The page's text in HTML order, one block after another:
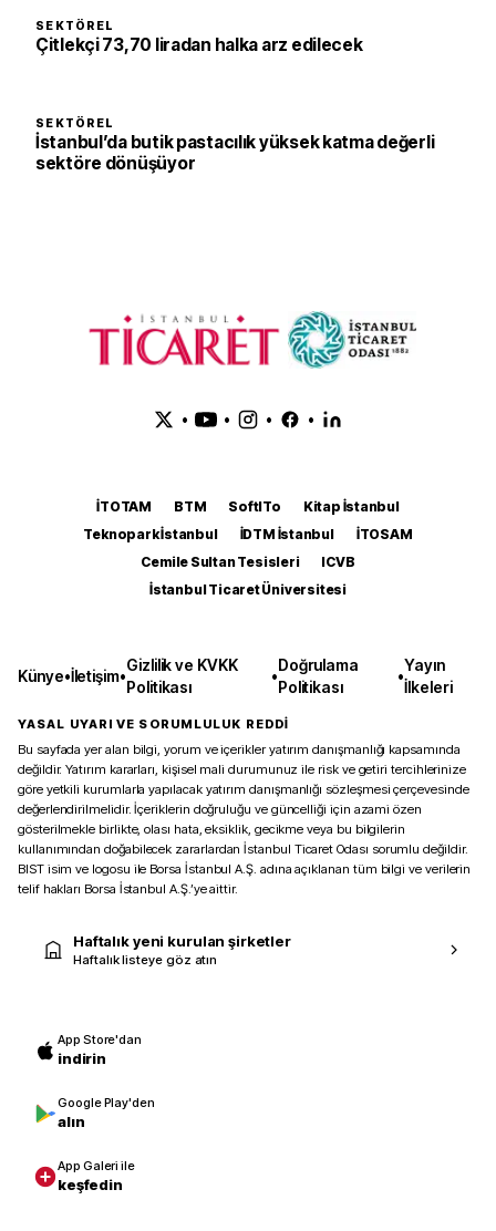
SEKTÖREL
Çitlekçi 73,70 liradan halka arz edilecek
SEKTÖREL
İstanbul’da butik pastacılık yüksek katma değerli
sektöre dönüşüyor
• • • •
İTOTAM BTM SoftITo
Kitap İstanbul
Teknopark İstanbul
İDTM İstanbul
İTOSAM
Cemile Sultan Tesisleri
ICVB
İstanbul Ticaret Üniversitesi
Künye•İletişim•
Gizlilik ve KVKK
Politikası
•
Doğrulama
Politikası
•
Yayın
İlkeleri
YASAL UYARI VE SORUMLULUK REDDİ
Bu sayfada yer alan bilgi, yorum ve içerikler yatırım danışmanlığı kapsamında
değildir. Yatırım kararları, kişisel mali durumunuz ile risk ve getiri tercihlerinize
göre yetkili kurumlarla yapılacak yatırım danışmanlığı sözleşmesi çerçevesinde
değerlendirilmelidir. İçeriklerin doğruluğu ve güncelliği için azami özen
gösterilmekle birlikte, olası hata, eksiklik, gecikme veya bu bilgilerin
kullanımından doğabilecek zararlardan İstanbul Ticaret Odası sorumlu değildir.
BIST isim ve logosu ile Borsa İstanbul A.Ş. adına açıklanan tüm bilgi ve verilerin
telif hakları Borsa İstanbul A.Ş.’ye aittir.
Haftalık yeni kurulan şirketler
Haftalık listeye göz atın
App Store'dan
indirin
Google Play'den
alın
App Galeri ile
keşfedin